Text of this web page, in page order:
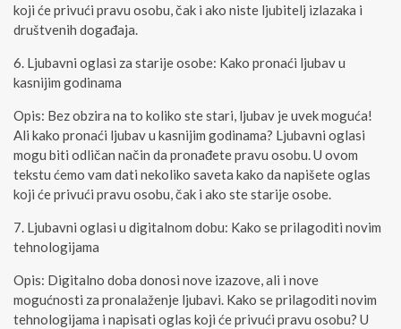
koji će privući pravu osobu, čak i ako niste ljubitelj izlazaka i
društvenih događaja.
Ljubavni oglasi za starije osobe: Kako pronaći ljubav u
kasnijim godinama
Opis: Bez obzira na to koliko ste stari, ljubav je uvek moguća!
Ali kako pronaći ljubav u kasnijim godinama? Ljubavni oglasi
mogu biti odličan način da pronađete pravu osobu. U ovom
tekstu ćemo vam dati nekoliko saveta kako da napišete oglas
koji će privući pravu osobu, čak i ako ste starije osobe.
Ljubavni oglasi u digitalnom dobu: Kako se prilagoditi novim
tehnologijama
Opis: Digitalno doba donosi nove izazove, ali i nove
mogućnosti za pronalaženje ljubavi. Kako se prilagoditi novim
tehnologijama i napisati oglas koji će privući pravu osobu? U